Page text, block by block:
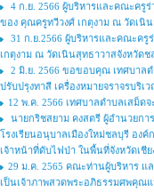
4 ก.ย. 2566 ผู้บริหารและคณะครู
ของ คุณครูทวีวงศ์ เกตุงาม ณ วัดเนิ
31 ก.ย.2566 ผู้บริหารและคณะค
เกตุงาม ณ วัดเนินสุทธาวาสจังหวัดช
2 มิ.ย. 2566 ขอขอบคุณ เทศบาล
ปรับปรุงทาสี เครื่องหมายจราจรบริเ
12 พ.ค. 2566 เทศบาลตำบลเสม็ด
นายกริชสยาม คงสตรี ผู้อำนวยก
โรงเรียนอนุบาลเมืองใหม่ชลบุรี อง
เจ้าหน้าที่ดับไฟป่า ในพื้นที่จังหวัดเชี
29 ม.ค. 2565 คณะท่านผู้บริหาร แ
เป็นเจ้าภาพสวดพระอภิธรรมศพคุ